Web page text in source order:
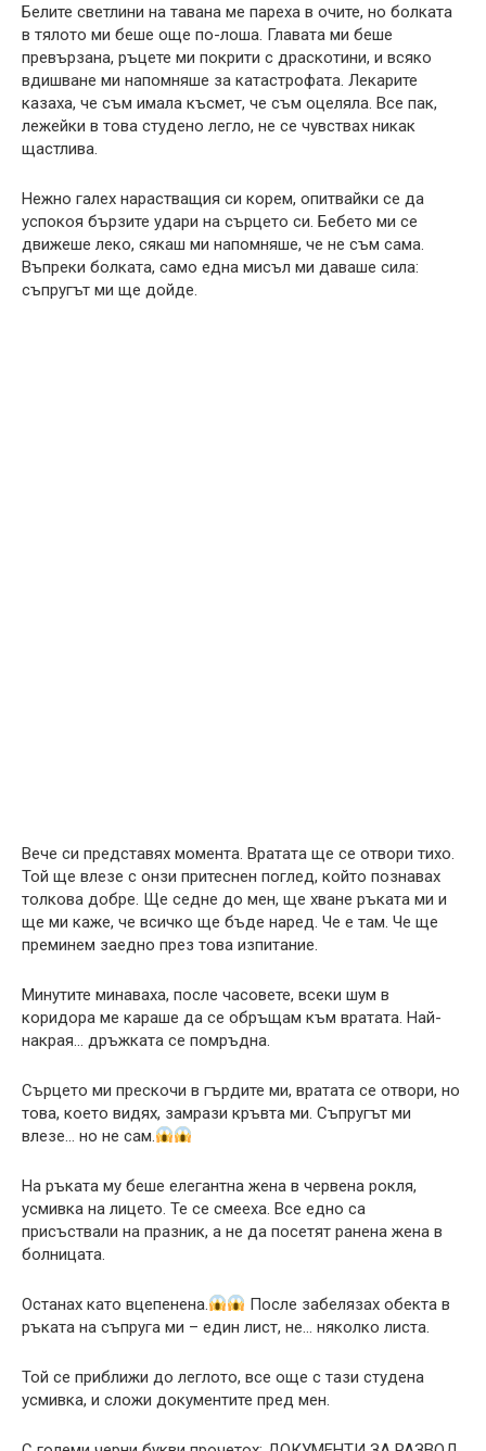
Белите светлини на тавана ме пареха в очите, но болката
в тялото ми беше още по-лоша. Главата ми беше
превързана, ръцете ми покрити с драскотини, и всяко
вдишване ми напомняше за катастрофата. Лекарите
казаха, че съм имала късмет, че съм оцеляла. Все пак,
лежейки в това студено легло, не се чувствах никак
щастлива.
Нежно галех нарастващия си корем, опитвайки се да
успокоя бързите удари на сърцето си. Бебето ми се
движеше леко, сякаш ми напомняше, че не съм сама.
Въпреки болката, само една мисъл ми даваше сила:
съпругът ми ще дойде.
Вече си представях момента. Вратата ще се отвори тихо.
Той ще влезе с онзи притеснен поглед, който познавах
толкова добре. Ще седне до мен, ще хване ръката ми и
ще ми каже, че всичко ще бъде наред. Че е там. Че ще
преминем заедно през това изпитание.
Минутите минаваха, после часовете, всеки шум в
коридора ме караше да се обръщам към вратата. Най-
накрая… дръжката се помръдна.
Сърцето ми прескочи в гърдите ми, вратата се отвори, но
това, което видях, замрази кръвта ми. Съпругът ми
влезе… но не сам.
На ръката му беше елегантна жена в червена рокля,
усмивка на лицето. Те се смееха. Все едно са
присъствали на празник, а не да посетят ранена жена в
болницата.
Останах като вцепенена.
После забелязах обекта в
ръката на съпруга ми – един лист, не… няколко листа.
Той се приближи до леглото, все още с тази студена
усмивка, и сложи документите пред мен.